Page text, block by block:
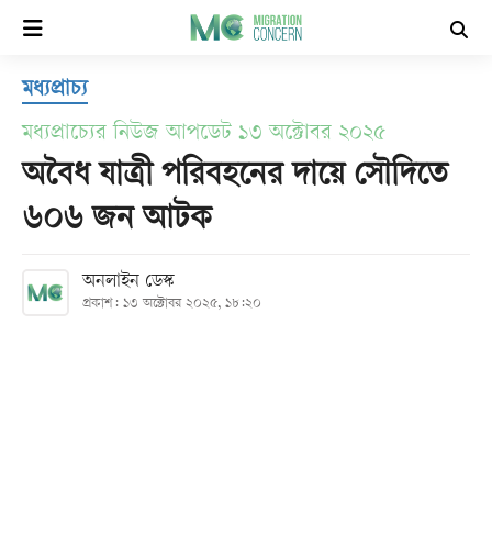
হোম
সর্বশেষ
সব
মধ্যপ্রাচ্য
মধ্যপ্রাচ্যের নিউজ আপডেট ১৩ অক্টোবর ২০২৫
অবৈধ যাত্রী পরিবহনের দায়ে সৌদিতে
৬০৬ জন আটক
অনলাইন ডেস্ক
প্রকাশ: ১৩ অক্টোবর ২০২৫, ১৮:২০